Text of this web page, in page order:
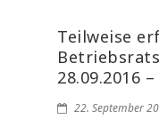
Teilweise
28.09.2016
22. September